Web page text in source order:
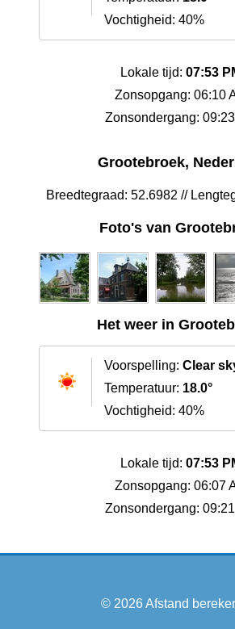
Vochtigheid: 40%
Lokale tijd: 07:53
Zonsopgang: 06:10
Zonsondergang:
Grootebroek,
Breedtegraad: 52.6982 //
Foto's van
Het weer in
Voorspelling: Clear
Temperatuur: 18.0°
Vochtigheid: 40%
Lokale tijd: 07:53
Zonsopgang: 06:07
Zonsondergang:
© 2026Afstand